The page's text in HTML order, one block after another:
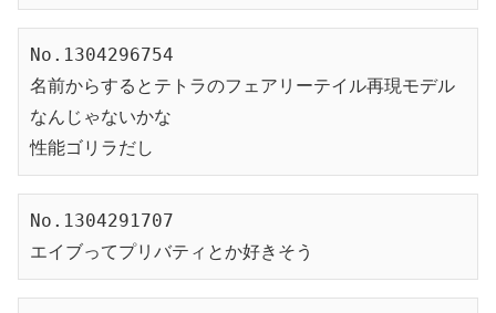
No.1304296754
名前からするとテトラのフェアリーテイル再現モデル
なんじゃないかな
性能ゴリラだし
No.1304291707
エイブってプリバティとか好きそう